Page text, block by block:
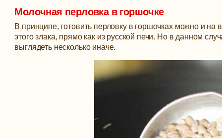
Молочная перловка в горшочке
В принципе, готовить перловку в горшочках можно и
этого злака, прямо как из русской печи. Но в данном
выглядеть несколько иначе.